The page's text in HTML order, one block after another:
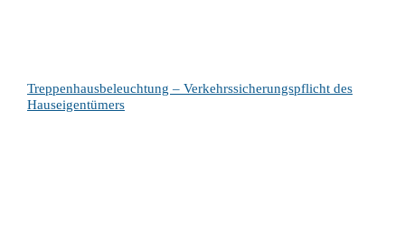
Treppenhausbeleuchtung – Verkehrssicherungspflicht des
Hauseigentümers